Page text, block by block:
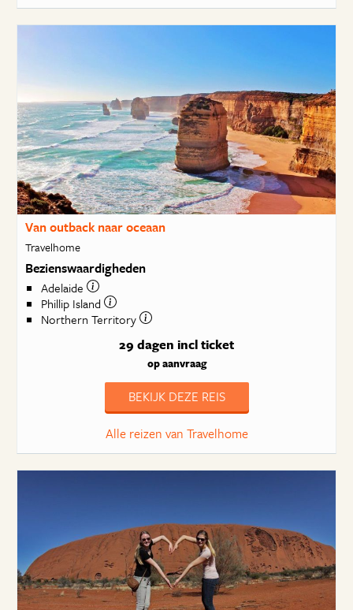
Van outback naar oceaan
Travelhome
Bezienswaardigheden
Adelaide
Phillip Island
Northern Territory
29 dagen incl ticket
op aanvraag
BEKIJK DEZE REIS
Alle reizen van Travelhome